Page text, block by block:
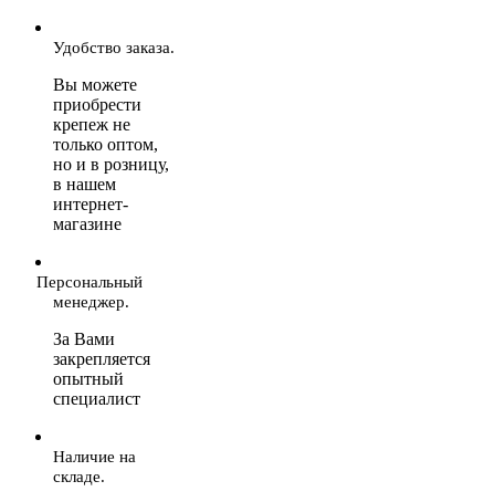
Удобство заказа.
Вы можете
приобрести
крепеж не
только оптом,
но и в розницу,
в нашем
интернет-
магазине
Персональный
менеджер.
За Вами
закрепляется
опытный
специалист
Наличие на
складе.